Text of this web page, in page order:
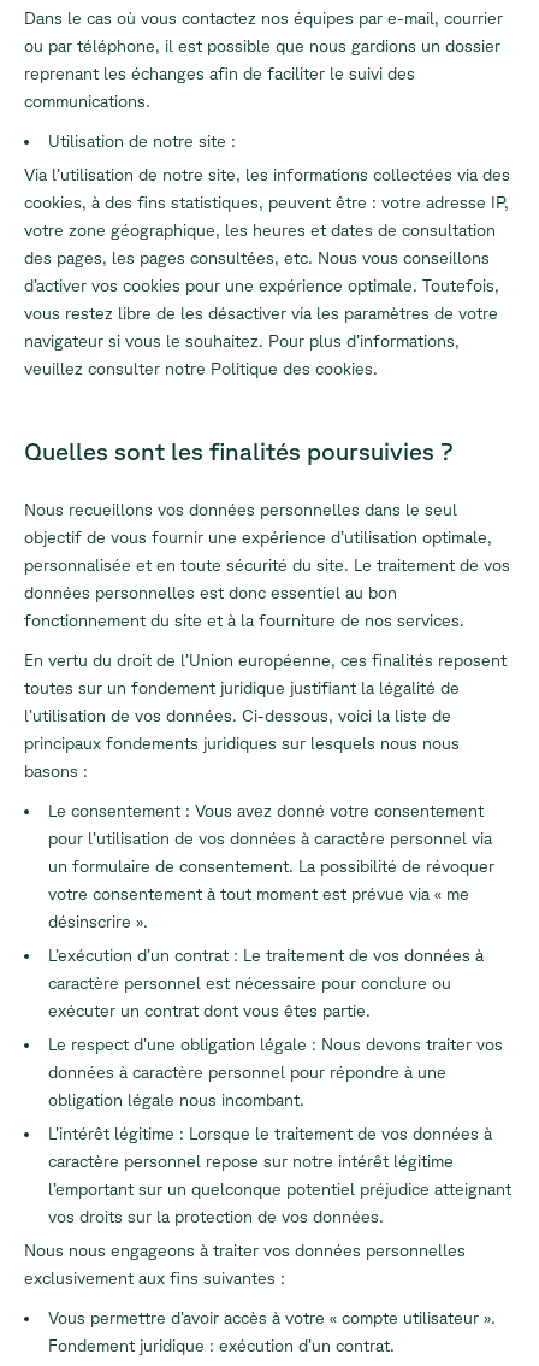
Dans le cas où vous contactez nos équipes par e-mail, courrier
ou par téléphone, il est possible que nous gardions un dossier
reprenant les échanges afin de faciliter le suivi des
communications.
Utilisation de notre site :
Via l’utilisation de notre site, les informations collectées via des
cookies, à des fins statistiques, peuvent être : votre adresse IP,
votre zone géographique, les heures et dates de consultation
des pages, les pages consultées, etc. Nous vous conseillons
d’activer vos cookies pour une expérience optimale. Toutefois,
vous restez libre de les désactiver via les paramètres de votre
navigateur si vous le souhaitez. Pour plus d’informations,
veuillez consulter notre Politique des cookies.
Quelles sont les finalités poursuivies ?
Nous recueillons vos données personnelles dans le seul
objectif de vous fournir une expérience d’utilisation optimale,
personnalisée et en toute sécurité du site. Le traitement de vos
données personnelles est donc essentiel au bon
fonctionnement du site et à la fourniture de nos services.
En vertu du droit de l’Union européenne, ces finalités reposent
toutes sur un fondement juridique justifiant la légalité de
l’utilisation de vos données. Ci-dessous, voici la liste de
principaux fondements juridiques sur lesquels nous nous
basons :
Le consentement : Vous avez donné votre consentement
pour l’utilisation de vos données à caractère personnel via
un formulaire de consentement. La possibilité de révoquer
votre consentement à tout moment est prévue via « me
désinscrire ».
L’exécution d’un contrat : Le traitement de vos données à
caractère personnel est nécessaire pour conclure ou
exécuter un contrat dont vous êtes partie.
Le respect d’une obligation légale : Nous devons traiter vos
données à caractère personnel pour répondre à une
obligation légale nous incombant.
L’intérêt légitime : Lorsque le traitement de vos données à
caractère personnel repose sur notre intérêt légitime
l’emportant sur un quelconque potentiel préjudice atteignant
vos droits sur la protection de vos données.
Nous nous engageons à traiter vos données personnelles
exclusivement aux fins suivantes :
Vous permettre d’avoir accès à votre « compte utilisateur ».
Fondement juridique : exécution d’un contrat.